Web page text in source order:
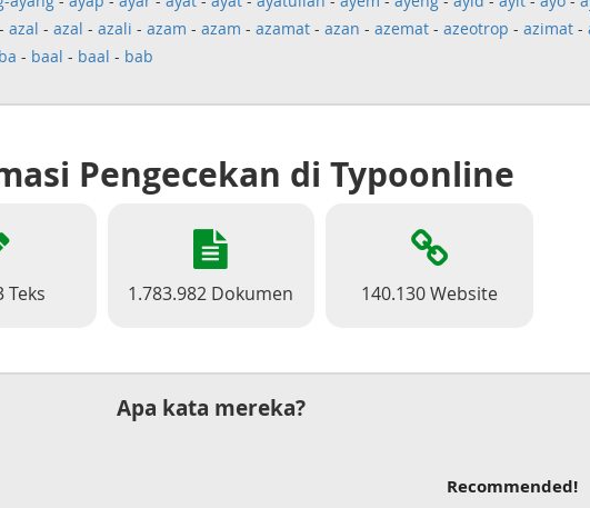
- azal - azal - azali - azam - azam - azamat- azan - azemat- azeotrop - azimat-
ba - baal - baal - bab
Pengecekan di Typoonline
Teks 1.783.982 Dokumen 140.130 Website
Apa kata mereka?
Recommended!